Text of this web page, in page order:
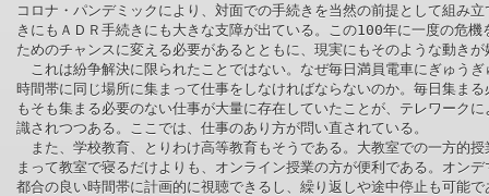
コロナ・パンデミックにより、対面での手続きを当然の前提として組み
きにもＡＤＲ手続きにも大きな支障が出ている。この100年に一度の危機
ためのチャンスに変える必要があるとともに、現実にもそのような動き
これは紛争解決に限られたことではない。なぜ毎日満員電車にぎゅうぎ
時間帯に同じ場所に集まって仕事をしなければならないのか。毎日集ま
もそも集まる必要のない仕事が大量に存在していたことが、テレワーク
識されつつある。ここでは、仕事のあり方が問い直されている。
また、学校教育、とりわけ高等教育もそうである。大教室での一方的授
まって教室で寝るだけよりも、オンライン授業の方が便利である。オン
都合の良い時間帯に計画的に視聴できるし、繰り返しや途中停止も可能